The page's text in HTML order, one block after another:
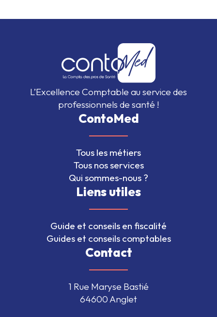
L’Excellence Comptable au service des
professionnels de santé !
ContoMed
Tous les métiers
Tous nos services
Qui sommes-nous ?
Liens utiles
Guide et conseils en fiscalité
Guides et conseils comptables
Contact
1 Rue Maryse Bastié
64600 Anglet